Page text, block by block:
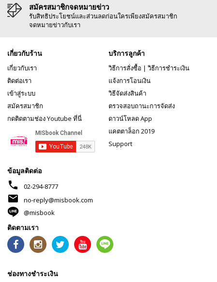
สมัครสมาชิกจดหมายข่าว
รับสิทธิประโยชน์และส่วนลดก่อนใครเพียงสมัครสมาชิก
จดหมายข่าวกับเรา
เกี่ยวกับร้าน
เกี่ยวกับเรา
ติดต่อเรา
เข้าสู่ระบบ
สมัครสมาชิก
กดติดตามช่อง Youtube ที่นี่
บริการลูกค้า
วิธีการสั่งซื้อ | วิธีการชำระเงิน
แจ้งการโอนเงิน
วิธีจัดส่งสินค้า
ตรวจสอบถานะการจัดส่ง
ดาวน์โหลด App
แคตตาล็อก 2019
Support
ข้อมูลติดต่อ
phone 02-294-8777
mail
no-reply@misbook.com
@misbook
ติดตามเรา
ช่องทางชำระเงิน